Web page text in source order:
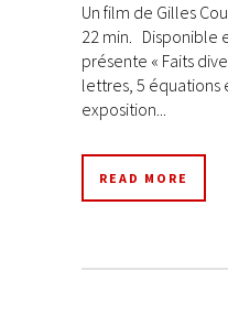
Un film de Gilles
22 min. Disponible
présente « Faits
lettres, 5 équations
exposition...
READ MORE